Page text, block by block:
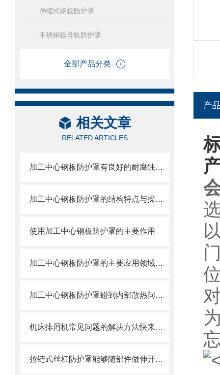
伸缩式钢板防护罩
不锈钢板导轨防护罩
全部产品分类
相关文章
RELATED ARTICLES
加工中心钢板防护罩有良好的耐腐蚀性，能在各种环境下长时间使用
加工中心钢板防护罩的结构特点与操作维护方式
使用加工中心钢板防护罩的主要作用
加工中心钢板防护罩的主要应用领域和产品的主要特性
加工中心钢板防护罩碰到内部散热问题改怎么办？这篇文章告诉你
机床排屑机常见问题的解决方法快来看看吧！
拉链式丝杠防护罩能够随部件做伸开或压缩运动
产